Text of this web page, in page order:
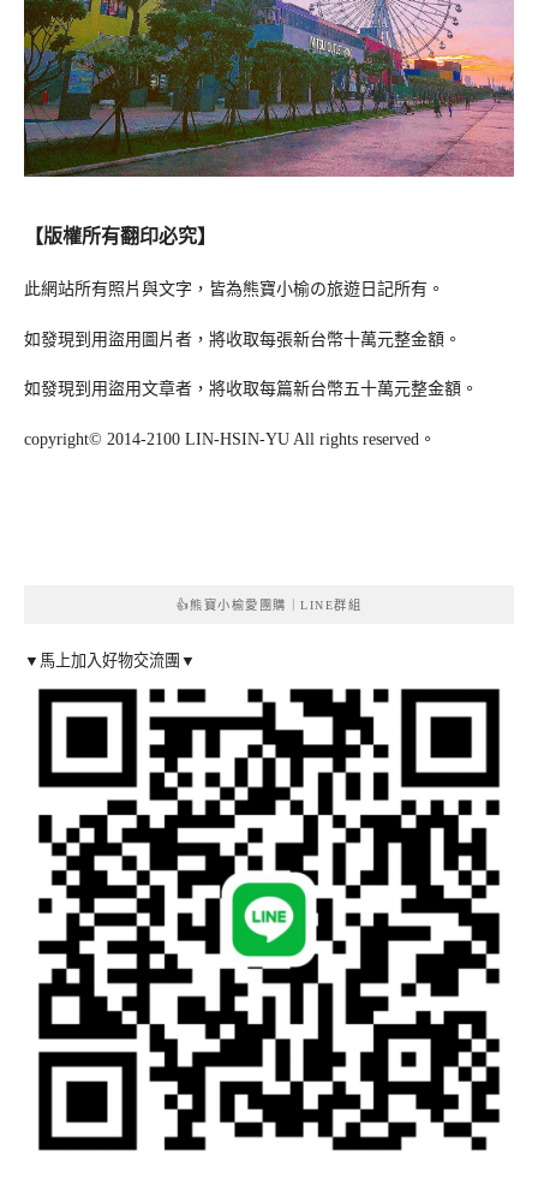
【版權所有翻印必究】
此網站所有照片與文字，皆為熊寶小榆の旅遊日記所有。
如發現到用盜用圖片者，將收取每張新台幣十萬元整金額。
如發現到用盜用文章者，將收取每篇新台幣五十萬元整金額。
copyright© 2014-2100 LIN-HSIN-YU All rights reserved。
👍熊寶小榆愛團購｜LINE群組
▼馬上加入好物交流團▼